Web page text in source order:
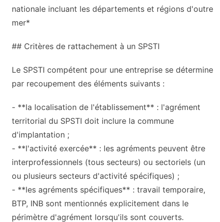
nationale incluant les départements et régions d'outre
mer*
## Critères de rattachement à un SPSTI
Le SPSTI compétent pour une entreprise se détermine
par recoupement des éléments suivants :
- **la localisation de l'établissement** : l'agrément
territorial du SPSTI doit inclure la commune
d'implantation ;
- **l'activité exercée** : les agréments peuvent être
interprofessionnels (tous secteurs) ou sectoriels (un
ou plusieurs secteurs d'activité spécifiques) ;
- **les agréments spécifiques** : travail temporaire,
BTP, INB sont mentionnés explicitement dans le
périmètre d'agrément lorsqu'ils sont couverts.